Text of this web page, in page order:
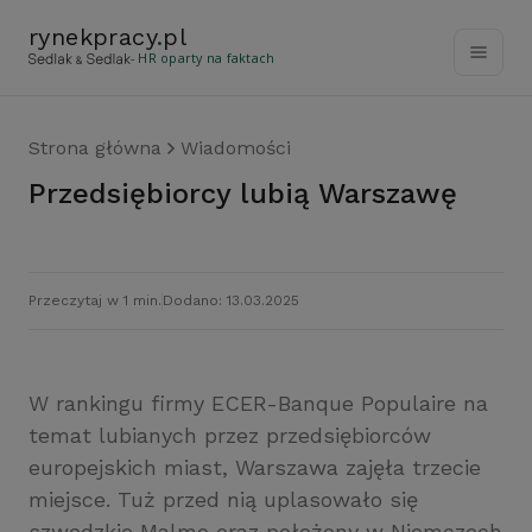
rynekpracy.pl
- HR oparty na faktach
Strona główna Wiadomości
Przedsiębiorcy lubią Warszawę
Przeczytaj w 1 min. Dodano: 13.03.2025
W rankingu firmy ECER-Banque Populaire na
temat lubianych przez przedsiębiorców
europejskich miast, Warszawa zajęła trzecie
miejsce. Tuż przed nią uplasowało się